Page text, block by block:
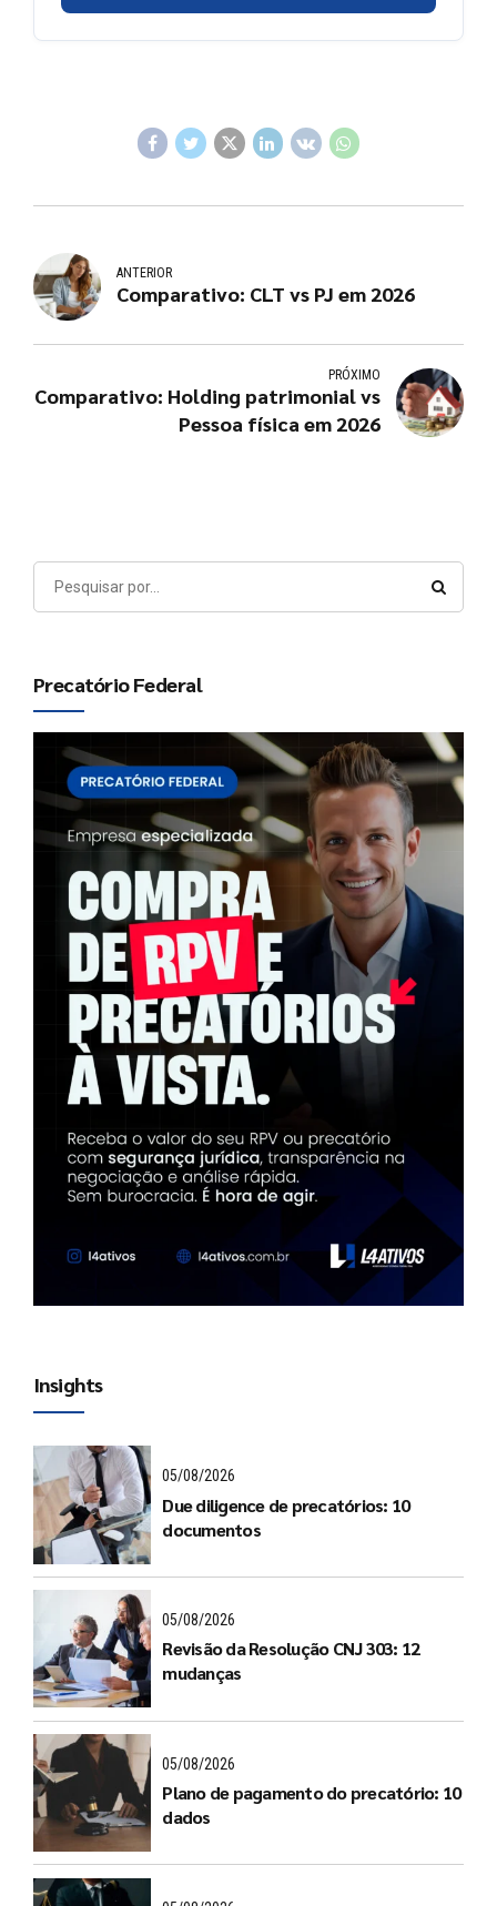
ANTERIOR
Comparativo: CLT vs PJ em 2026
PRÓXIMO
Comparativo: Holding patrimonial vs
Pessoa física em 2026
Precatório Federal
Insights
05/08/2026
Due diligence de precatórios: 10
documentos
05/08/2026
Revisão da Resolução CNJ 303: 12
mudanças
05/08/2026
Plano de pagamento do precatório: 10
dados